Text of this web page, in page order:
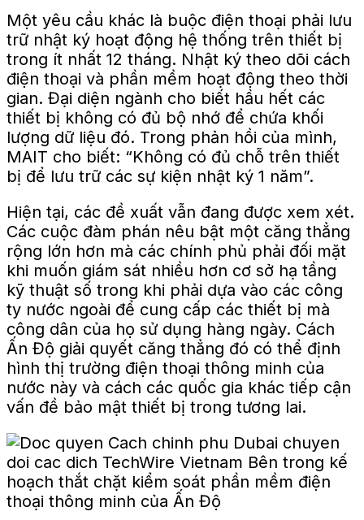
Một yêu cầu khác là buộc điện thoại phải lưu
trữ nhật ký hoạt động hệ thống trên thiết bị
trong ít nhất 12 tháng. Nhật ký theo dõi cách
điện thoại và phần mềm hoạt động theo thời
gian. Đại diện ngành cho biết hầu hết các
thiết bị không có đủ bộ nhớ để chứa khối
lượng dữ liệu đó. Trong phản hồi của mình,
MAIT cho biết: “Không có đủ chỗ trên thiết
bị để lưu trữ các sự kiện nhật ký 1 năm”.
Hiện tại, các đề xuất vẫn đang được xem xét.
Các cuộc đàm phán nêu bật một căng thẳng
rộng lớn hơn mà các chính phủ phải đối mặt
khi muốn giám sát nhiều hơn cơ sở hạ tầng
kỹ thuật số trong khi phải dựa vào các công
ty nước ngoài để cung cấp các thiết bị mà
công dân của họ sử dụng hàng ngày. Cách
Ấn Độ giải quyết căng thẳng đó có thể định
hình thị trường điện thoại thông minh của
nước này và cách các quốc gia khác tiếp cận
vấn đề bảo mật thiết bị trong tương lai.